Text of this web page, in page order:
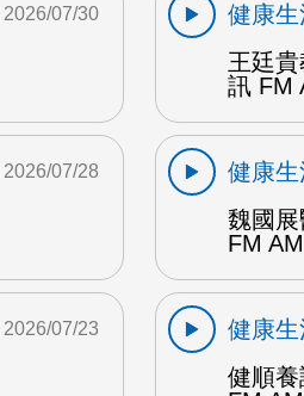
2026/07/30
健康生
王廷
訊 FM
2026/07/28
健康生
魏國
FM AM
2026/07/23
健康生
健順